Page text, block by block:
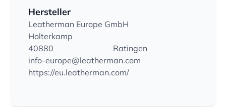
Hersteller
Leatherman Europe GmbH
Holterkamp
40880
Ratingen
info-europe@leatherman.com
https://eu.leatherman.com/